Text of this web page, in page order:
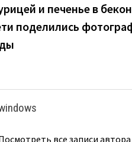
запись:и печенье в
поделились
все записи